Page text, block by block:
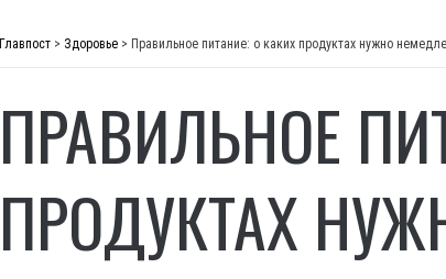
Главпост > Здоровье > Правильное питание: о каких продуктах нужно
ПРАВИЛЬНОЕ
ПРОДУКТАХ